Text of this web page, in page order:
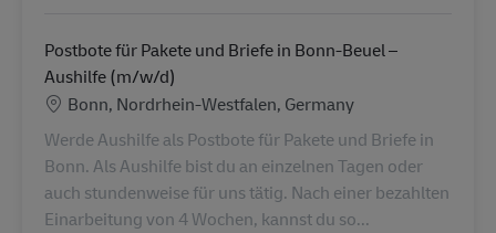
Postbote für Pakete und Briefe in Bonn-Beuel –
Aushilfe (m/w/d)
LieuBonn, Nordrhein-Westfalen, Germany
Werde Aushilfe als Postbote für Pakete und Briefe in
Bonn. Als Aushilfe bist du an einzelnen Tagen oder
auch stundenweise für uns tätig. Nach einer bezahlten
Einarbeitung von 4 Wochen, kannst du so...